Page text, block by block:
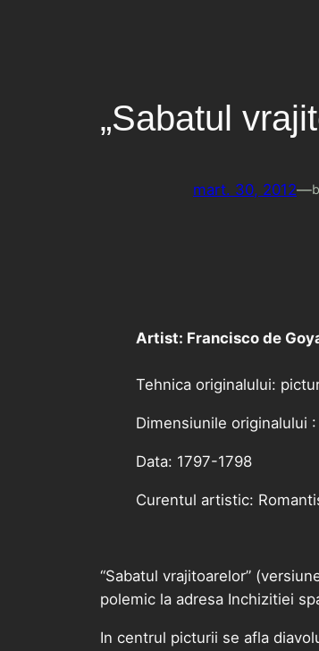
„Sabatul
mart. 30, 2012—
Artist: Francisco de
Tehnica originalului:
Dimensiunile originalului
Data: 1797-1798
Curentul artistic:
“Sabatul vrajitoarelor”
polemic la adresa Inchizitiei
In centrul picturii se afla